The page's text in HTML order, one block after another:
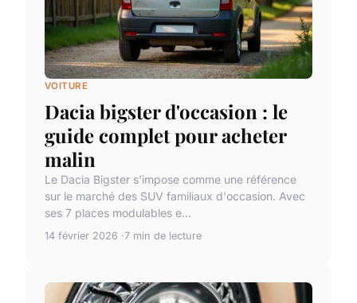
VOITURE
Dacia bigster d'occasion : le
guide complet pour acheter
malin
Le Dacia Bigster s'impose comme une référence
sur le marché des SUV familiaux d'occasion. Avec
ses 7 places modulables e...
14 février 2026 7 min de lecture